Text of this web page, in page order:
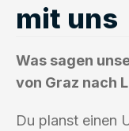
mit uns
Was sagen
von Graz nach
Du planst einen